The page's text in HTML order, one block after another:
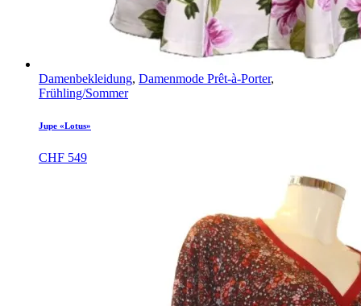
Damenbekleidung, Damenmode Prêt-à-Porter,
Frühling/Sommer
Jupe «Lotus»
CHF 549